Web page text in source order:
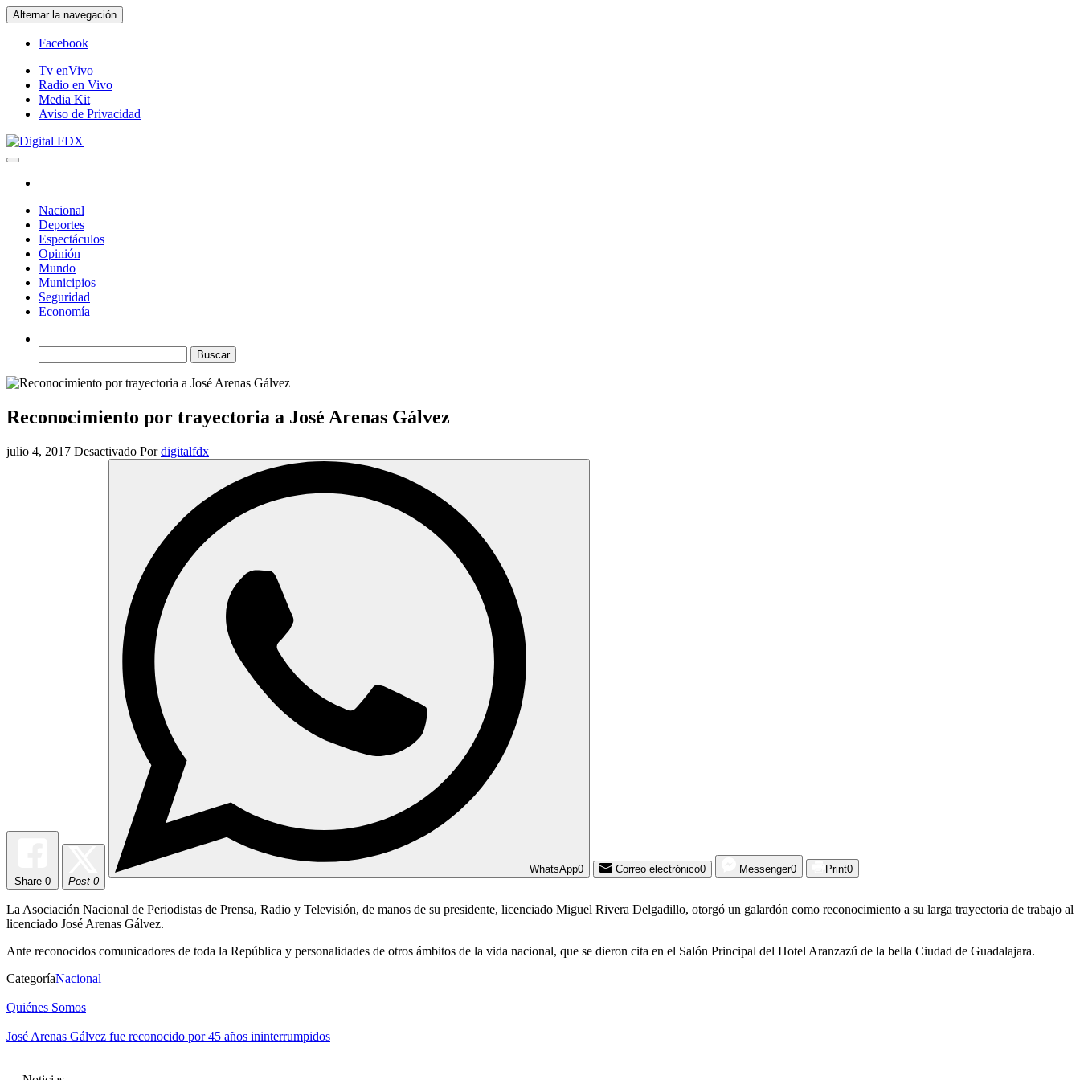
Saltar
al
contenido
Alternar la navegación
Facebook
Tv enVivo
Radio en Vivo
Media Kit
Aviso de Privacidad
Nacional
Deportes
Espectáculos
Opinión
Mundo
Municipios
Seguridad
Economía
Reconocimiento por trayectoria a José Arenas Gálvez
julio 4, 2017 Desactivado Por digitalfdx
Share 0 Post 0
WhatsApp0 Correo electrónico0 Messenger0 Print0
La Asociación Nacional de Periodistas de Prensa, Radio y Televisión, de manos de su presidente, licenciado Miguel Rivera Delgadillo, otorgó un galardón como reconocimiento a su larga trayectoria de trabajo al
licenciado José Arenas Gálvez.
Ante reconocidos comunicadores de toda la República y personalidades de otros ámbitos de la vida nacional, que se dieron cita en el Salón Principal del Hotel Aranzazú de la bella Ciudad de Guadalajara.
CategoríaNacional
Quiénes Somos
José Arenas Gálvez fue reconocido por 45 años ininterrumpidos